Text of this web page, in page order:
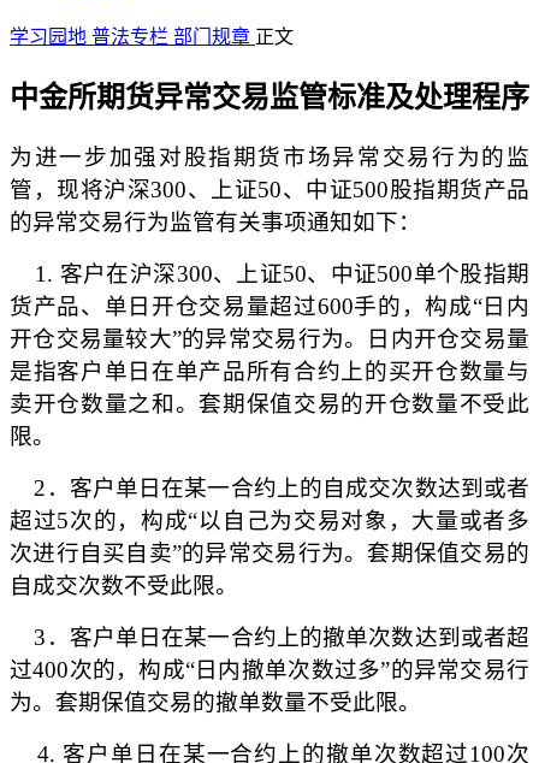
学习园地 普法专栏 部门规章 正文
中金所期货异常交易监管标准及处理程序
为进一步加强对股指期货市场异常交易行为的监
管，现将沪深300、上证50、中证500股指期货产品
的异常交易行为监管有关事项通知如下：
1. 客户在沪深300、上证50、中证500单个股指期
货产品、单日开仓交易量超过600手的，构成“日内
开仓交易量较大”的异常交易行为。日内开仓交易量
是指客户单日在单产品所有合约上的买开仓数量与
卖开仓数量之和。套期保值交易的开仓数量不受此
限。
2 ．客户单日在某一合约上的自成交次数达到或者
超过5次的，构成“以自己为交易对象，大量或者多
次进行自买自卖”的异常交易行为。套期保值交易的
自成交次数不受此限。
3 ．客户单日在某一合约上的撤单次数达到或者超
过400次的，构成“日内撤单次数过多”的异常交易行
为。套期保值交易的撤单数量不受此限。
4.客户单日在某一合约上的撤单次数超过100次